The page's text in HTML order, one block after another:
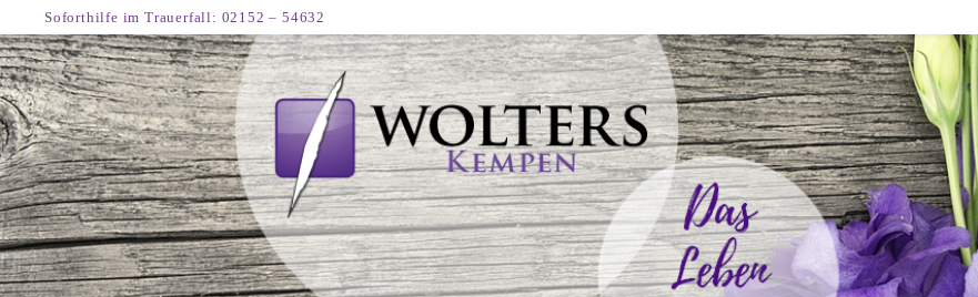
Soforthilfe im Trauerfall: 02152 – 54632